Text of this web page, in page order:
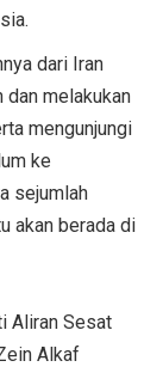
dari Iran
dan melakukan
mengunjungi
ke
sejumlah
akan berada di
Aliran Sesat
Alkaf